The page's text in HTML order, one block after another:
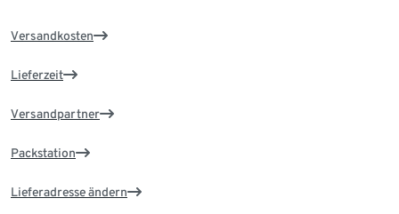
Versandkosten
Lieferzeit
Versandpartner
Packstation
Lieferadresse ändern